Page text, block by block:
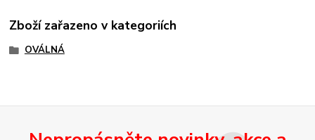
Zboží zařazeno v kategoriích
OVÁLNÁ